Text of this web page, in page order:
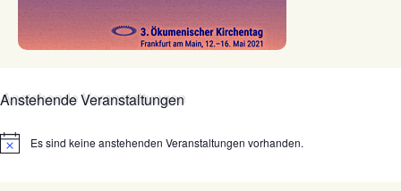
Anstehende Veranstaltungen
HinweisEs sind keine anstehenden Veranstaltungen vorhanden.